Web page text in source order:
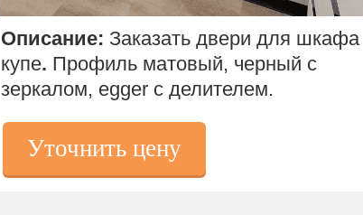
Описание: Заказать двери для шкафа
купе. Профиль матовый, черный с
зеркалом, egger с делителем.
Уточнить цену